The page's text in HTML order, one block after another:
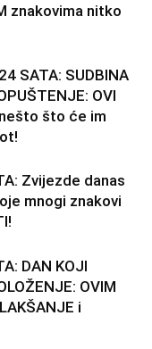
znakovima nitko
SATA: SUDBINA
OVI
što će im
Zvijezde danas
mnogi znakovi
DAN KOJI
OVIM
i